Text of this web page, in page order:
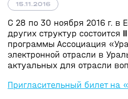
15.11.2016
С 28 по 30 ноября 2016 г. в
других структур состоится
программы Ассоциация
электронной отрасли в
актуальных для отрасли
Пригласительный билет на